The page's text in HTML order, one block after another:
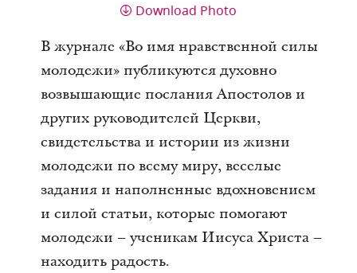
Download Photo
В журнале «Во имя нравственной силы
молодежи» публикуются духовно
возвышающие послания Апостолов и
других руководителей Церкви,
свидетельства и истории из жизни
молодежи по всему миру, веселые
задания и наполненные вдохновением
и силой статьи, которые помогают
молодежи – ученикам Иисуса Христа –
находить радость.